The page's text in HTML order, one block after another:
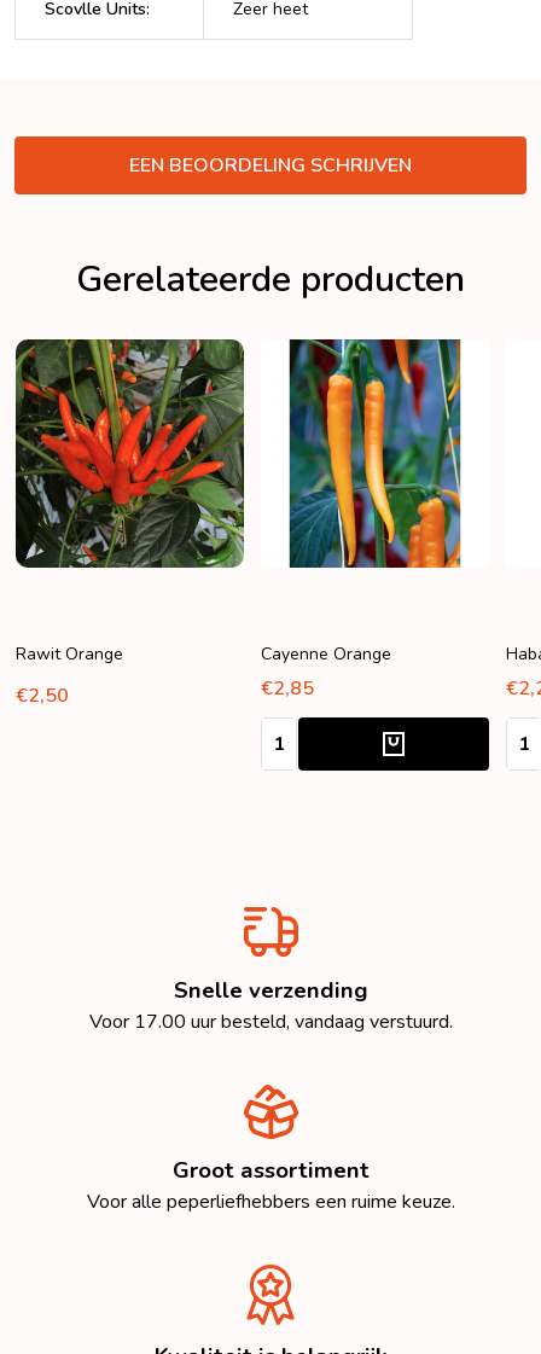
Scovlle Units: Zeer heet
EEN BEOORDELING SCHRIJVEN
Gerelateerde producten
Rawit Orange
€2,50
Cayenne Orange
€2,85
Aantal:
Snelle verzending
Voor 17.00 uur besteld, vandaag verstuurd.
Groot assortiment
Voor alle peperliefhebbers een ruime keuze.